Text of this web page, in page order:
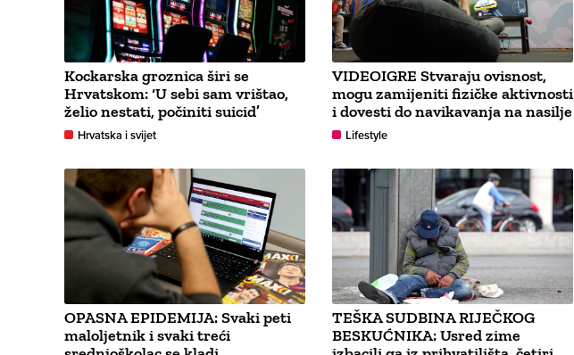
Kockarska groznica širi se
Hrvatskom: ‘U sebi sam vrištao,
želio nestati, počiniti suicid’
Hrvatska i svijet
VIDEOIGRE Stvaraju ovisnost,
mogu zamijeniti fizičke aktivnosti
i dovesti do navikavanja na nasilje
Lifestyle
OPASNA EPIDEMIJA: Svaki peti
maloljetnik i svaki treći
TEŠKA SUDBINA RIJEČKOG
BESKUĆNIKA: Usred zime